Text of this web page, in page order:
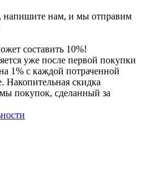
напишите нам, и мы отправим
составить 10%!
уже после первой покупки
1% с каждой потраченной
Накопительная скидка
покупок, сделанный за